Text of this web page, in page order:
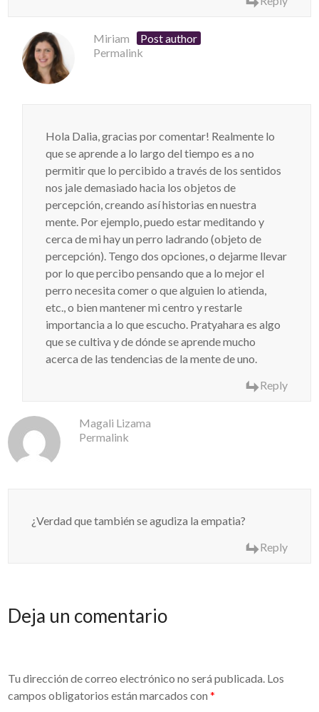
Miriam
Post author
Permalink
Hola Dalia, gracias por comentar! Realmente lo
que se aprende a lo largo del tiempo es a no
permitir que lo percibido a través de los sentidos
nos jale demasiado hacia los objetos de
percepción, creando así historias en nuestra
mente. Por ejemplo, puedo estar meditando y
cerca de mi hay un perro ladrando (objeto de
percepción). Tengo dos opciones, o dejarme llevar
por lo que percibo pensando que a lo mejor el
perro necesita comer o que alguien lo atienda,
etc., o bien mantener mi centro y restarle
importancia a lo que escucho. Pratyahara es algo
que se cultiva y de dónde se aprende mucho
acerca de las tendencias de la mente de uno.
Reply
Magali Lizama
Permalink
¿Verdad que también se agudiza la empatia?
Reply
Deja un comentario
Tu dirección de correo electrónico no será publicada. Los
campos obligatorios están marcados con*